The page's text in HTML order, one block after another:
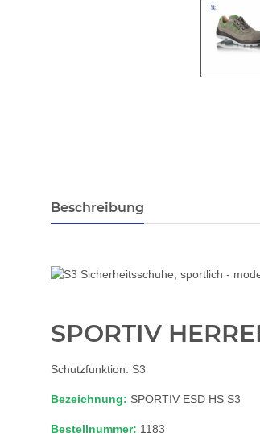
Beschreibung
SPORTIV
Schutzfunktion: S3
Bezeichnung: SPORTIV ESD HS S3
Bestellnummer: 1183